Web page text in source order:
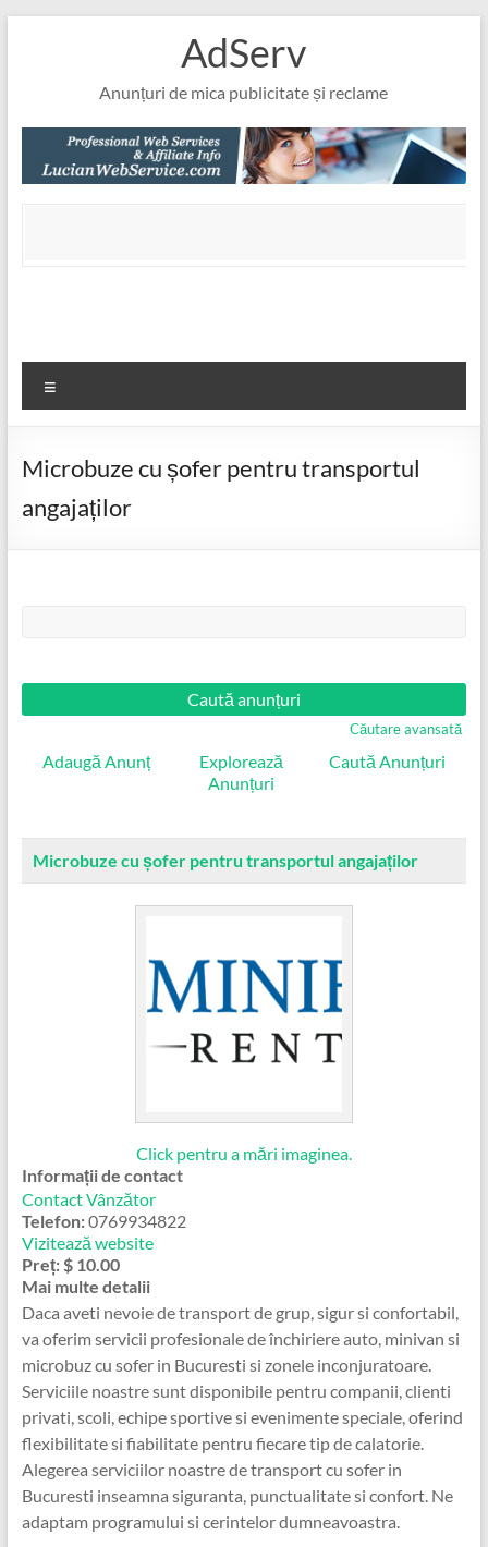
AdServ
Anunțuri de mica publicitate și reclame
Microbuze cu șofer pentru transportul
angajaților
Căutare avansată
Adaugă Anunț
Explorează
Anunțuri
Caută Anunțuri
Microbuze cu șofer pentru transportul angajaților
Click pentru a mări imaginea.
Informații de contact
Contact Vânzător
Telefon:0769934822
Vizitează website
Preț:$ 10.00
Mai multe detalii
Daca aveti nevoie de transport de grup, sigur si confortabil,
va oferim servicii profesionale de închiriere auto, minivan si
microbuz cu sofer in Bucuresti si zonele inconjuratoare.
Serviciile noastre sunt disponibile pentru companii, clienti
privati, scoli, echipe sportive si evenimente speciale, oferind
flexibilitate si fiabilitate pentru fiecare tip de calatorie.
Alegerea serviciilor noastre de transport cu sofer in
Bucuresti inseamna siguranta, punctualitate si confort. Ne
adaptam programului si cerintelor dumneavoastra.